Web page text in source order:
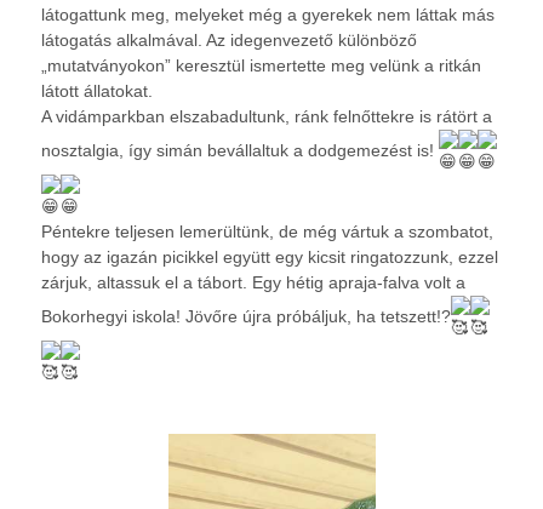
látogattunk meg, melyeket még a gyerekek nem láttak más
látogatás alkalmával. Az idegenvezető különböző
„mutatványokon” keresztül ismertette meg velünk a ritkán
látott állatokat.
A vidámparkban elszabadultunk, ránk felnőttekre is rátört a
nosztalgia, így simán bevállaltuk a dodgemezést is!
Péntekre teljesen lemerültünk, de még vártuk a szombatot,
hogy az igazán picikkel együtt egy kicsit ringatozzunk, ezzel
zárjuk, altassuk el a tábort. Egy hétig apraja-falva volt a
Bokorhegyi iskola! Jövőre újra próbáljuk, ha tetszett!?